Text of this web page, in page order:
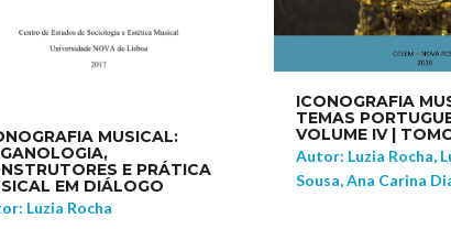
MUSICAL:
E PRÁTICA
EM DIÁLOGO
Luzia Rocha
ICONOGRAFIA
TEMAS
VOLUME IV |
Autor: Luzia Rocha,
Sousa, Ana Carina